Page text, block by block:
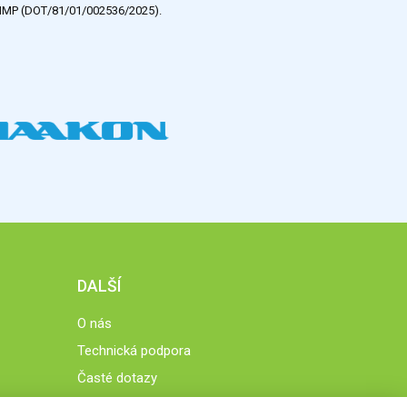
(DOT/81/01/002536/2025).
DALŠÍ
O nás
Technická podpora
Časté dotazy